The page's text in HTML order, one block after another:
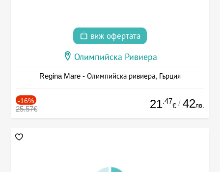
виж офертата
Олимпийска Ривиера
Regina Mare - Олимпийска ривиера, Гърция
-16%
25.57€ 21.47
€ / 42лв.